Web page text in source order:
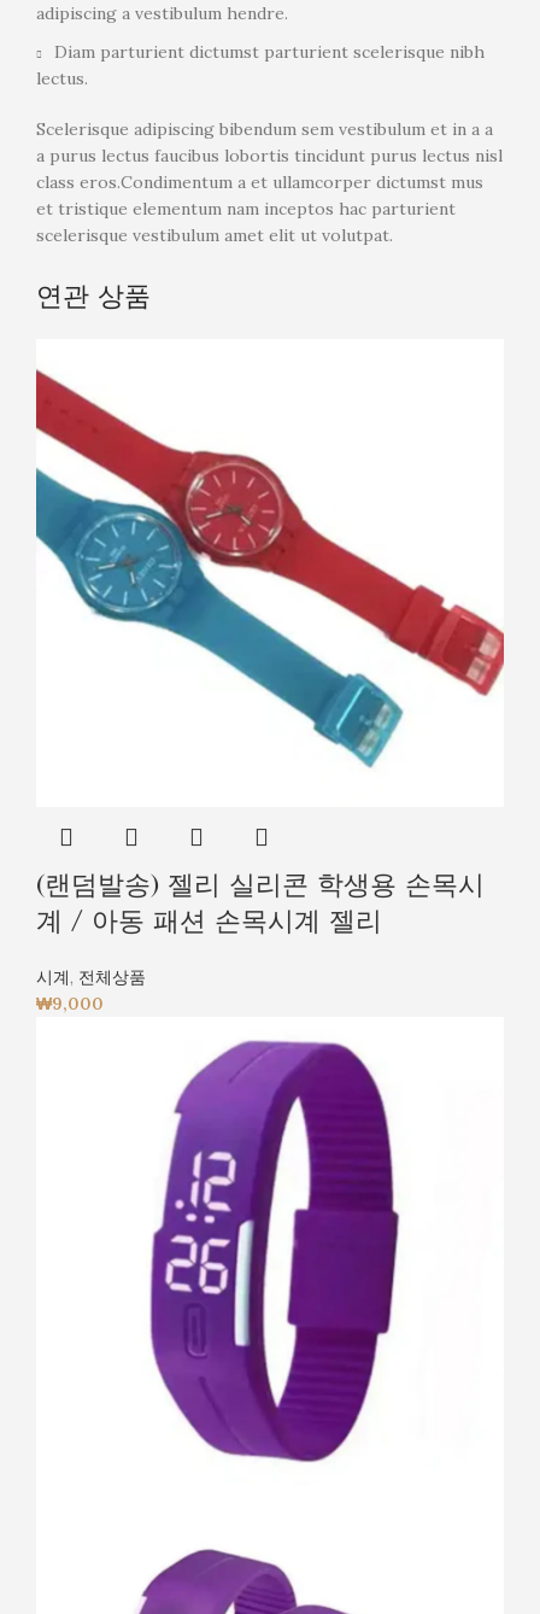
adipiscing a vestibulum hendre.
Diam parturient dictumst parturient scelerisque nibh
lectus.
Scelerisque adipiscing bibendum sem vestibulum et in a a
a purus lectus faucibus lobortis tincidunt purus lectus nisl
class eros.Condimentum a et ullamcorper dictumst mus
et tristique elementum nam inceptos hac parturient
scelerisque vestibulum amet elit ut volutpat.
연관 상품
(랜덤발송) 젤리 실리콘 학생용 손목시
계 / 아동 패션 손목시계 젤리
시계, 전체상품
₩9,000